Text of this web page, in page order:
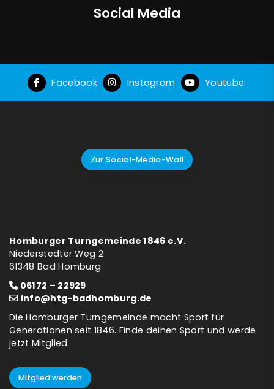
Social Media
Facebook Instagram Youtube
Zur Social-Media-Wall
Homburger Turngemeinde 1846 e.V.
Niederstedter Weg 2
61348 Bad Homburg
06172 – 22929
info@htg-badhomburg.de
Die Homburger Turngemeinde macht Sport für
Generationen seit 1846. Finde deinen Sport und werde
jetzt Mitglied.
Mitglied werden